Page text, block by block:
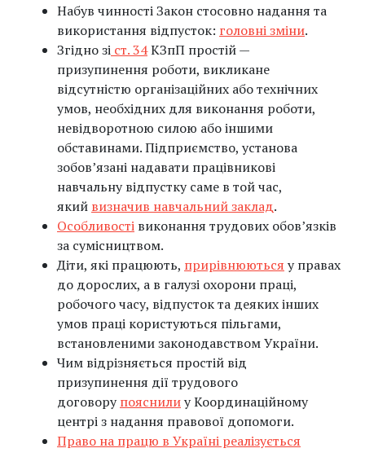
Набув чинності Закон стосовно надання та
використання відпусток: головні зміни.
Згідно зі ст. 34КЗпП простій —
призупинення роботи, викликане
відсутністю організаційних або технічних
умов, необхідних для виконання роботи,
невідворотною силою або іншими
обставинами. Підприємство, установа
зобов’язані надавати працівникові
навчальну відпустку саме в той час,
який визначив навчальний заклад.
Особливості виконання трудових обовʼязків
за сумісництвом.
Діти, які працюють, прирівнюються у правах
до дорослих, а в галузі охорони праці,
робочого часу, відпусток та деяких інших
умов праці користуються пільгами,
встановленими законодавством України.
Чим відрізняється простій від
призупинення дії трудового
договорупояснилиу Координаційному
центрі з надання правової допомоги.
Право на працю в Україні реалізується